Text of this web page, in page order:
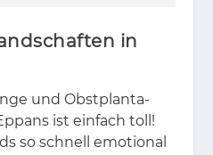
in
und Obst­plan­ta­
ist ein­fach toll!
so schnell emo­tio­nal